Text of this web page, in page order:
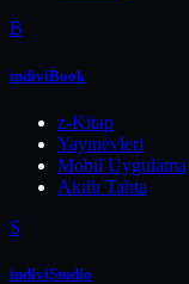
B
indiviBook
z-Kitap
Yayınevleri
Mobil Uygulama
Akıllı Tahta
S
indiviStudio